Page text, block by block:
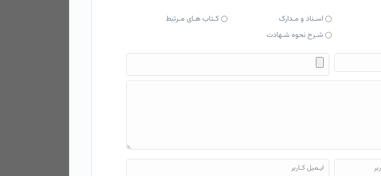
اسـناد و مـدارک
کـتاب هـای مـرتبط
شـرح نحوه شـهادت
فایل محتوای ارسالی